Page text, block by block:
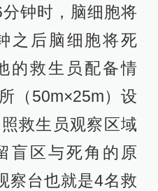
钟时，脑细胞将
之后脑细胞将死
的救生员配备情
（50m×25m）设
救生员观察区域
盲区与死角的原
察台也就是4名救